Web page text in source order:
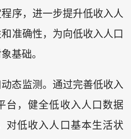
序，进一步提升低收入人
准确性，为向低收入人口
基础。
态监测。通过完善低收入
台，健全低收入人口数据
对低收入人口基本生活状